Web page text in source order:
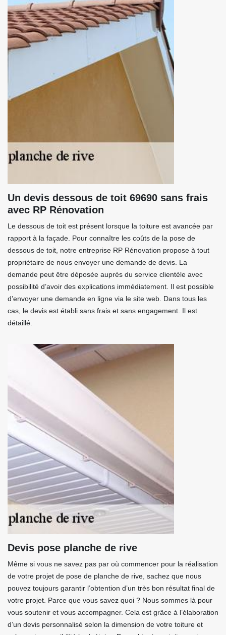
Un devis dessous de toit 69690 sans frais
avec RP Rénovation
Le dessous de toit est présent lorsque la toiture est avancée par
rapport à la façade. Pour connaître les coûts de la pose de
dessous de toit, notre entreprise RP Rénovation propose à tout
propriétaire de nous envoyer une demande de devis. La
demande peut être déposée auprès du service clientèle avec
possibilité d’avoir des explications immédiatement. Il est possible
d’envoyer une demande en ligne via le site web. Dans tous les
cas, le devis est établi sans frais et sans engagement. Il est
détaillé.
Devis pose planche de rive
Même si vous ne savez pas par où commencer pour la réalisation
de votre projet de pose de planche de rive, sachez que nous
pouvez toujours garantir l’obtention d’un très bon résultat final de
votre projet. Parce que vous savez quoi ? Nous sommes là pour
vous soutenir et vous accompagner. Cela est grâce à l’élaboration
d’un devis personnalisé selon la dimension de votre toiture et